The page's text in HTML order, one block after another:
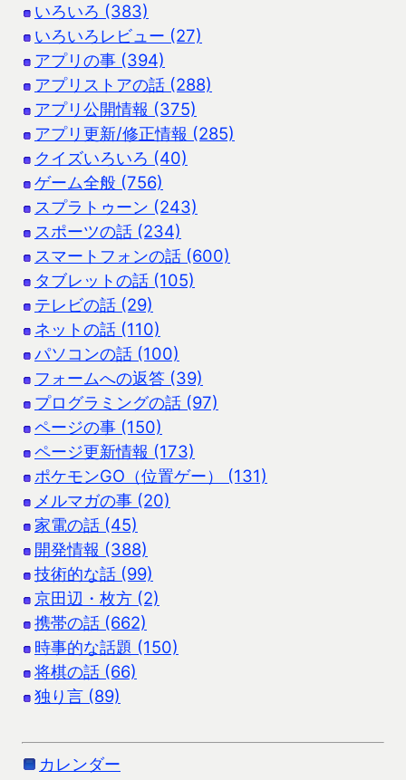
いろいろ (383)
いろいろレビュー (27)
アプリの事 (394)
アプリストアの話 (288)
アプリ公開情報 (375)
アプリ更新/修正情報 (285)
クイズいろいろ (40)
ゲーム全般 (756)
スプラトゥーン (243)
スポーツの話 (234)
スマートフォンの話 (600)
タブレットの話 (105)
テレビの話 (29)
ネットの話 (110)
パソコンの話 (100)
フォームへの返答 (39)
プログラミングの話 (97)
ページの事 (150)
ページ更新情報 (173)
ポケモンGO（位置ゲー） (131)
メルマガの事 (20)
家電の話 (45)
開発情報 (388)
技術的な話 (99)
京田辺・枚方 (2)
携帯の話 (662)
時事的な話題 (150)
将棋の話 (66)
独り言 (89)
カレンダー